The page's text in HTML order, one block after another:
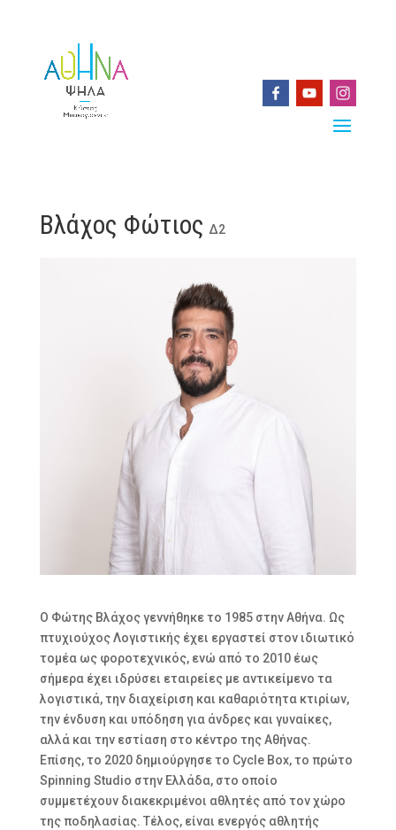
Βλάχος Φώτιος Δ2
Ο Φώτης Βλάχος γεννήθηκε το 1985 στην Αθήνα. Ως
πτυχιούχος Λογιστικής έχει εργαστεί στον ιδιωτικό
τομέα ως φοροτεχνικός, ενώ από το 2010 έως
σήμερα έχει ιδρύσει εταιρείες με αντικείμενο τα
λογιστικά, την διαχείριση και καθαριότητα κτιρίων,
την ένδυση και υπόδηση για άνδρες και γυναίκες,
αλλά και την εστίαση στο κέντρο της Αθήνας.
Επίσης, το 2020 δημιούργησε το Cycle Box, το πρώτο
Spinning Studio στην Ελλάδα, στο οποίο
συμμετέχουν διακεκριμένοι αθλητές από τον χώρο
της ποδηλασίας. Τέλος, είναι ενεργός αθλητής